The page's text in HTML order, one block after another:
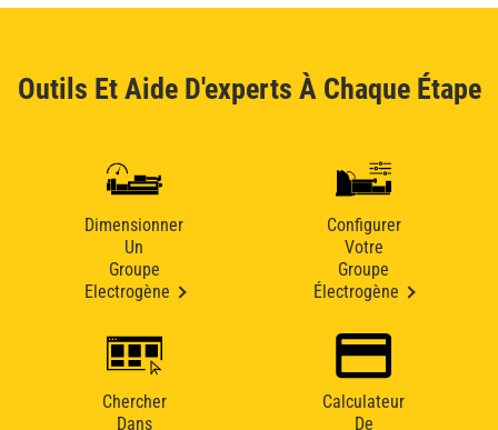
Outils Et Aide D'experts À Chaque Étape
Dimensionner
Un
Groupe
Electrogène
Configurer
Votre
Groupe
Électrogène
Chercher
Dans
Calculateur
De